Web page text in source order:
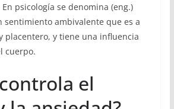
psicología se denomina (eng.)
sentimiento ambivalente que es a
placentero, y tiene una influencia
cuerpo.
el